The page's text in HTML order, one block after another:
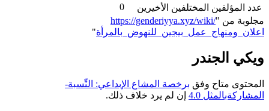
عدد المؤلفين المختلفين الأخيرين
0
مجلوبة من "https://genderiyya.xyz/wiki/
اعلان_ومنهاج_عمل_بيجين_للنهوض_بالمرأة"
ويكي الجندر
المحتوى متاح وفق برخصة المشاع الإبداعي: النِّسبة-
المشاركةبالمثل 4.0
إن لم يرد خلاف ذلك.